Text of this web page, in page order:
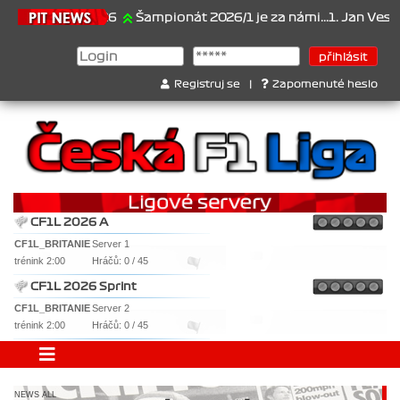
Šampionát 2026/1 je za námi...1. Jan Veselý , 2.
Registruj se Zapomenuté heslo
CF1L 2026 A
CF1L_BRITANIEServer 1
trénink 2:00
Hráčů: 0 / 45
CF1L 2026 Sprint
CF1L_BRITANIEServer 2
trénink 2:00
Hráčů: 0 / 45
NEWS ALL